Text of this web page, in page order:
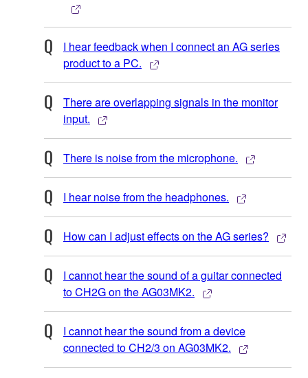
I hear feedback when I connect an AG series
product to a PC.
There are overlapping signals in the monitor
input.
There is noise from the microphone.
I hear noise from the headphones.
How can I adjust effects on the AG series?
I cannot hear the sound of a guitar connected
to CH2G on the AG03MK2.
I cannot hear the sound from a device
connected to CH2/3 on AG03MK2.